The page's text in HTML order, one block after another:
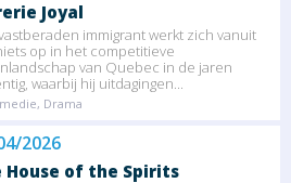
Joyal
immigrant werkt zich vanuit
op in het competitieve
van Quebec in de jaren
waarbij hij uitdagingen...
Drama
2026
House of the Spirits